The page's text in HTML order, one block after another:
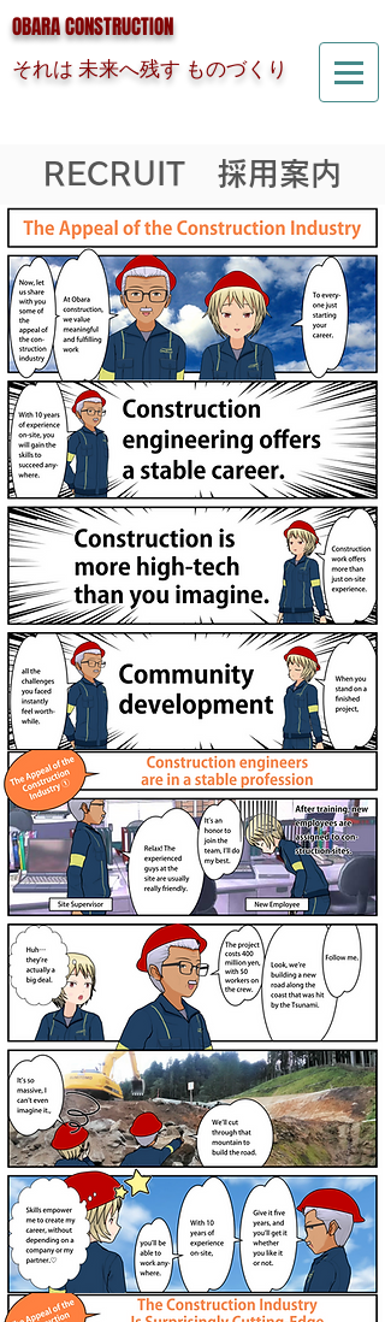
OBARA CONSTRUCTION
それは 未来へ残す ものづくり
RECRUIT 採用案内